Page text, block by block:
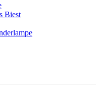
Biest